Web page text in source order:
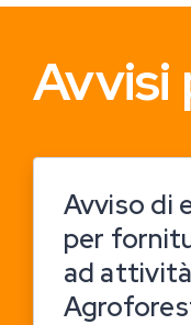
Avvisi
Avviso di
per
ad